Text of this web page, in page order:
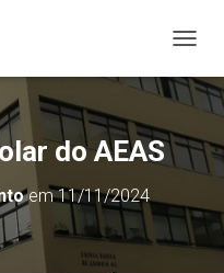
do AEAS
em11/11/2024